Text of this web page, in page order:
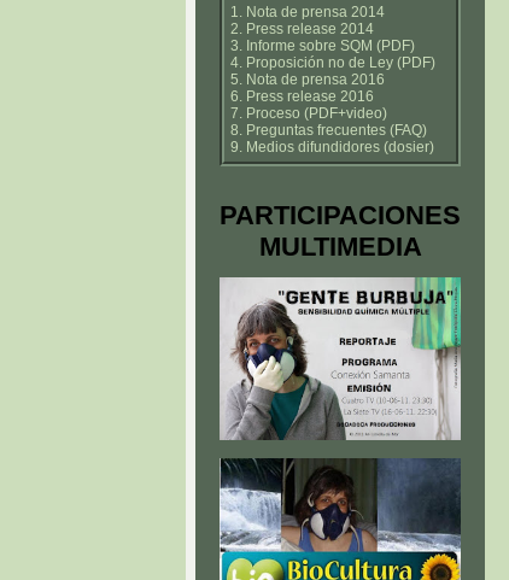
1. Nota de prensa 2014
2. Press release 2014
3. Informe sobre SQM (PDF)
4. Proposición no de Ley (PDF)
5. Nota de prensa 2016
6. Press release 2016
7. Proceso (PDF+video)
8. Preguntas frecuentes (FAQ)
9. Medios difundidores (dosier)
PARTICIPACIONES
MULTIMEDIA